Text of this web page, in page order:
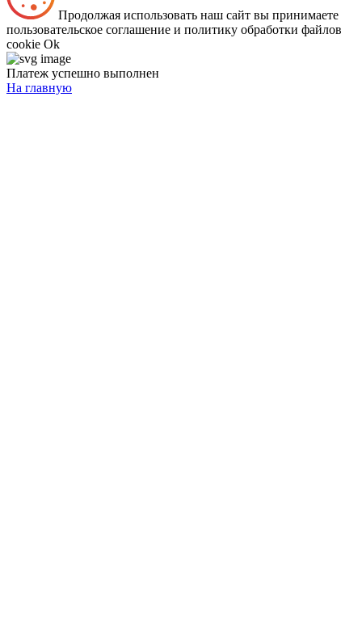
Продолжая использовать наш сайт вы принимаете
пользовательское соглашение и политику обработки файлов
cookie Ok
Платеж успешно выполнен
На главную